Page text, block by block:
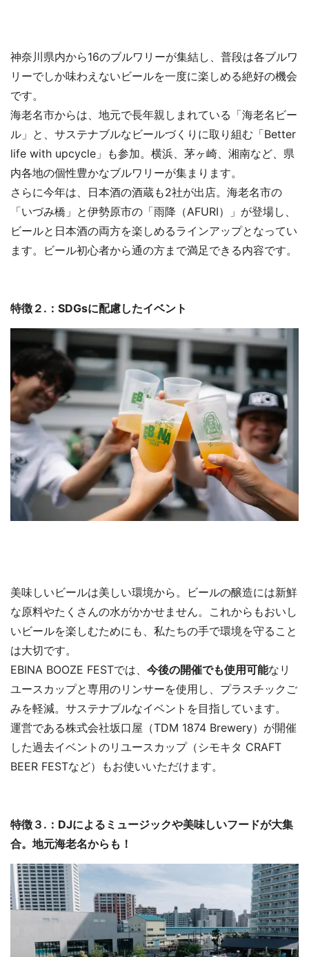
神奈川県内から16のブルワリーが集結し、普段は各ブルワ
リーでしか味わえないビールを一度に楽しめる絶好の機会
です。
海老名市からは、地元で長年親しまれている「海老名ビー
ル」と、サステナブルなビールづくりに取り組む「Better
life with upcycle」も参加。横浜、茅ヶ崎、湘南など、県
内各地の個性豊かなブルワリーが集まります。
さらに今年は、日本酒の酒蔵も2社が出店。海老名市の
「いづみ橋」と伊勢原市の「雨降（AFURI）」が登場し、
ビールと日本酒の両方を楽しめるラインアップとなってい
ます。ビール初心者から通の方まで満足できる内容です。
特徴２.：SDGsに配慮したイベント
美味しいビールは美しい環境から。ビールの醸造には新鮮
な原料やたくさんの水がかかせません。これからもおいし
いビールを楽しむためにも、私たちの手で環境を守ること
は大切です。
EBINA BOOZE FESTでは、 今後の開催でも使用可能なリ
ユースカップと専用のリンサーを使用し、プラスチックご
みを軽減。サステナブルなイベントを目指しています。
運営である株式会社坂口屋（TDM 1874 Brewery）が開催
した過去イベントのリユースカップ（シモキタ CRAFT
BEER FESTなど）もお使いいただけます。
特徴３.：DJによるミュージックや美味しいフードが大集
合。地元海老名からも！